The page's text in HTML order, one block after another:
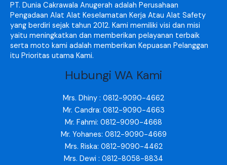
PT. Dunia Cakrawala Anugerah adalah Perusahaan
Pengadaan Alat Alat Keselamatan Kerja Atau Alat Safety
yang berdiri sejak tahun 2012. Kami memiliki visi dan misi
yaitu meningkatkan dan memberikan pelayanan terbaik
serta moto kami adalah memberikan Kepuasan Pelanggan
itu Prioritas utama Kami.
Hubungi WA Kami
Mrs. Dhiny : 0812-9090-4662
Mr. Candra: 0812-9090-4663
Mr. Fahmi: 0812-9090-4668
Mr. Yohanes: 0812-9090-4669
Mrs. Riska: 0812-9090-4462
Mrs. Dewi : 0812-8058-8834